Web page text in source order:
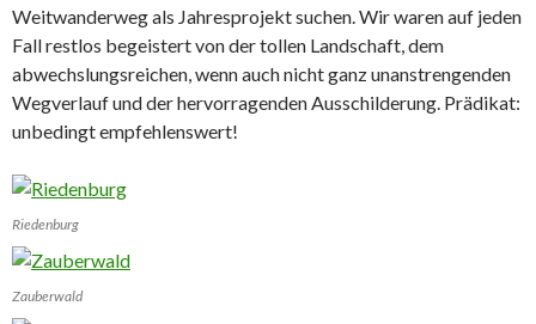
Weitwanderweg als Jahresprojekt suchen. Wir waren auf jeden
Fall restlos begeistert von der tollen Landschaft, dem
abwechslungsreichen, wenn auch nicht ganz unanstrengenden
Wegverlauf und der hervorragenden Ausschilderung. Prädikat:
unbedingt empfehlenswert!
Riedenburg
Zauberwald